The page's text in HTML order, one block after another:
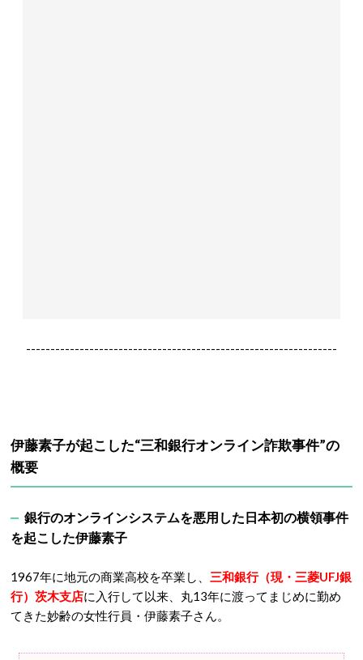
----------------------------------------------------------------
伊藤素子が起こした“三和銀行オンライン詐欺事件”の
概要
銀行のオンラインシステムを悪用した日本初の横領事件
を起こした伊藤素子
1967年に地元の商業高校を卒業し、 三和銀行（現・三菱UFJ銀
行）茨木支店に入行して以来、丸13年に渡ってまじめに勤め
てきた妙齢の女性行員・伊藤素子さん。